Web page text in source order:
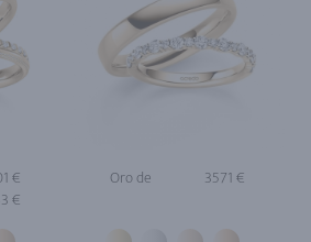
€
€
Oro de 3571 €